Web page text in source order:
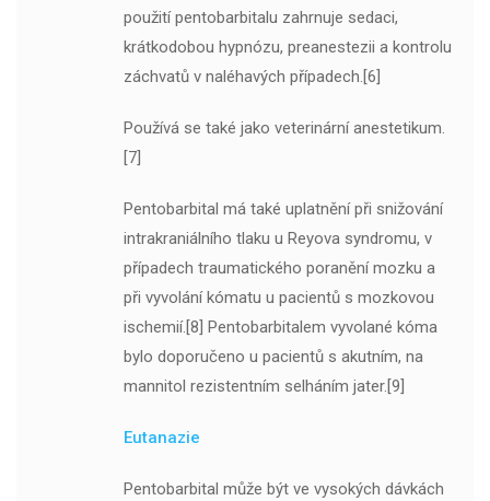
použití pentobarbitalu zahrnuje sedaci,
krátkodobou hypnózu, preanestezii a kontrolu
záchvatů v naléhavých případech.[6]
Používá se také jako veterinární anestetikum.
[7]
Pentobarbital má také uplatnění při snižování
intrakraniálního tlaku u Reyova syndromu, v
případech traumatického poranění mozku a
při vyvolání kómatu u pacientů s mozkovou
ischemií.[8] Pentobarbitalem vyvolané kóma
bylo doporučeno u pacientů s akutním, na
mannitol rezistentním selháním jater.[9]
Eutanazie
Pentobarbital může být ve vysokých dávkách